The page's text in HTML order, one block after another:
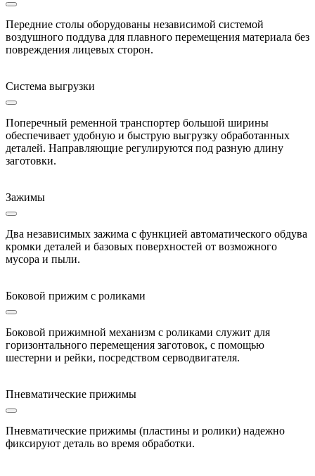
Передние столы оборудованы независимой системой
воздушного поддува для плавного перемещения материала без
повреждения лицевых сторон.
Система выгрузки
Поперечный ременной транспортер большой ширины
обеспечивает удобную и быструю выгрузку обработанных
деталей. Направляющие регулируются под разную длину
заготовки.
Зажимы
Два независимых зажима с функцией автоматического обдува
кромки деталей и базовых поверхностей от возможного
мусора и пыли.
Боковой прижим с роликами
Боковой прижимной механизм с роликами служит для
горизонтального перемещения заготовок, с помощью
шестерни и рейки, посредством серводвигателя.
Пневматические прижимы
Пневматические прижимы (пластины и ролики) надежно
фиксируют деталь во время обработки.